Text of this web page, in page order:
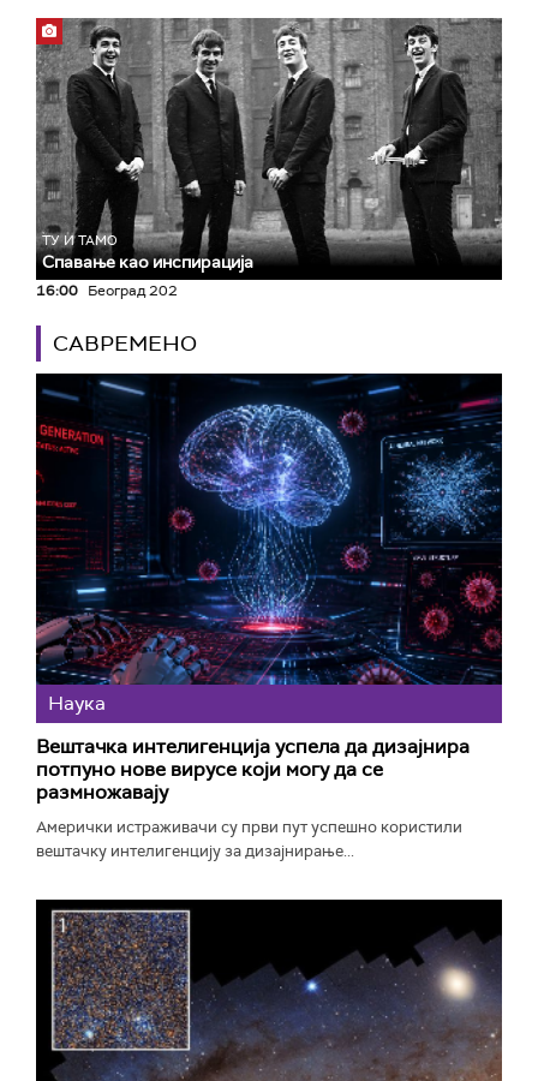
ТУ И ТАМО
Спавање као инспирација
16:00 Београд 202
САВРЕМЕНО
Наука
Вештачка интелигенција успела да дизајнира
потпуно нове вирусе који могу да се
размножавају
Амерички истраживачи су први пут успешно користили
вештачку интелигенцију за дизајнирање...